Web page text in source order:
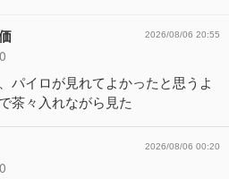
0
2026/08/06 20:55
パイロが見れてよかったと思うよ
茶々入れながら見た
0
2026/08/06 00:20